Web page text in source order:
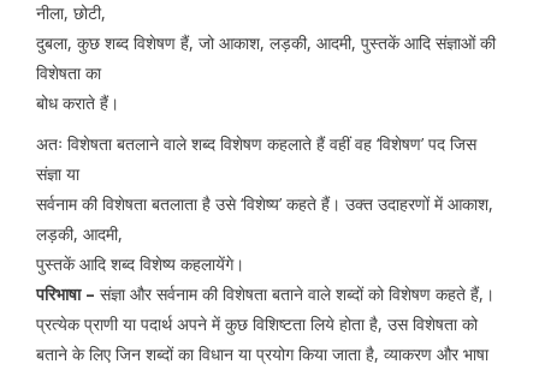
नीला, छोटी,
दुबला, कुछ शब्द विशेषण हैं, जो आकाश, लड़की, आदमी, पुस्तकें आदि संज्ञाओं की
विशेषता का
बोध कराते हैं।
अतः विशेषता बतलाने वाले शब्द विशेषण कहलाते हैं वहीं वह ‘विशेषण’ पद जिस
संज्ञा या
सर्वनाम की विशेषता बतलाता है उसे ‘विशेष्य’ कहते हैं। उक्त उदाहरणों में आकाश,
लड़की, आदमी,
पुस्तकें आदि शब्द विशेष्य कहलायेंगे।
परिभाषा – संज्ञा और सर्वनाम की विशेषता बताने वाले शब्दों को विशेषण कहते हैं,।
प्रत्येक प्राणी या पदार्थ अपने में कुछ विशिष्टता लिये होता है, उस विशेषता को
बताने के लिए जिन शब्दों का विधान या प्रयोग किया जाता है, व्याकरण और भाषा